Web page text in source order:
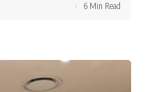
6 Min Read